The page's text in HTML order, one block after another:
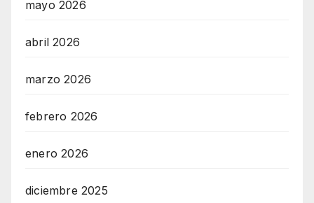
mayo 2026
abril 2026
marzo 2026
febrero 2026
enero 2026
diciembre 2025